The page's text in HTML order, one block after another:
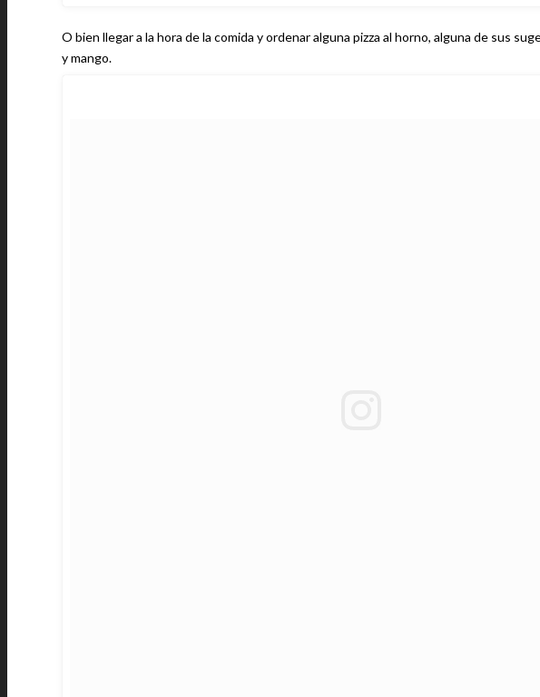
O bien llegar a la hora de la comida y ordenar alguna pizza al horno, alguna de sus
y mango.